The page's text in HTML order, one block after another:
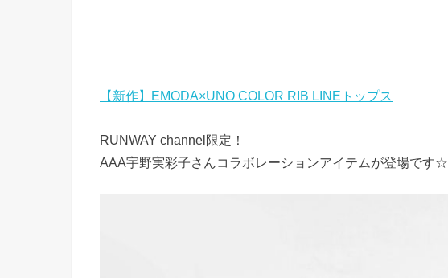
【新作】EMODA×UNO COLOR RIB LINEトップス
RUNWAY channel限定！
AAA宇野実彩子さんコラボレーションアイテムが登場です☆